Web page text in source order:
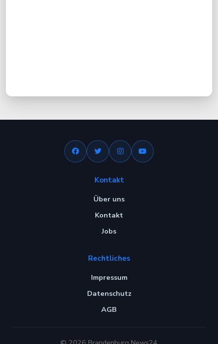
Kontakt
Über uns
Kontakt
Jobs
Rechtliches
Impressum
Datenschutz
AGB